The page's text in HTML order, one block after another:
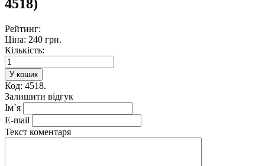
4518)
Рейтинг:
Ціна: 240 грн.
Кількість:
Код: 4518.
Залишити відгук
Ім`я
E-mail
Текст коментаря